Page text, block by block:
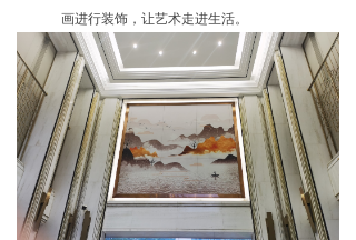
画进行装饰，让艺术走进生活。